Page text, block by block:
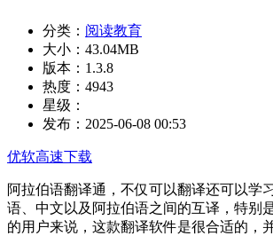
分类： 阅读教育
大小： 43.04MB
版本： 1.3.8
热度： 4943
星级：
发布： 2025-06-08 00:53
优软高速下载
阿拉伯语翻译通，不仅可以翻译还可以学
语、中文以及阿拉伯语之间的互译，特别
的用户来说，这款翻译软件是很合适的，